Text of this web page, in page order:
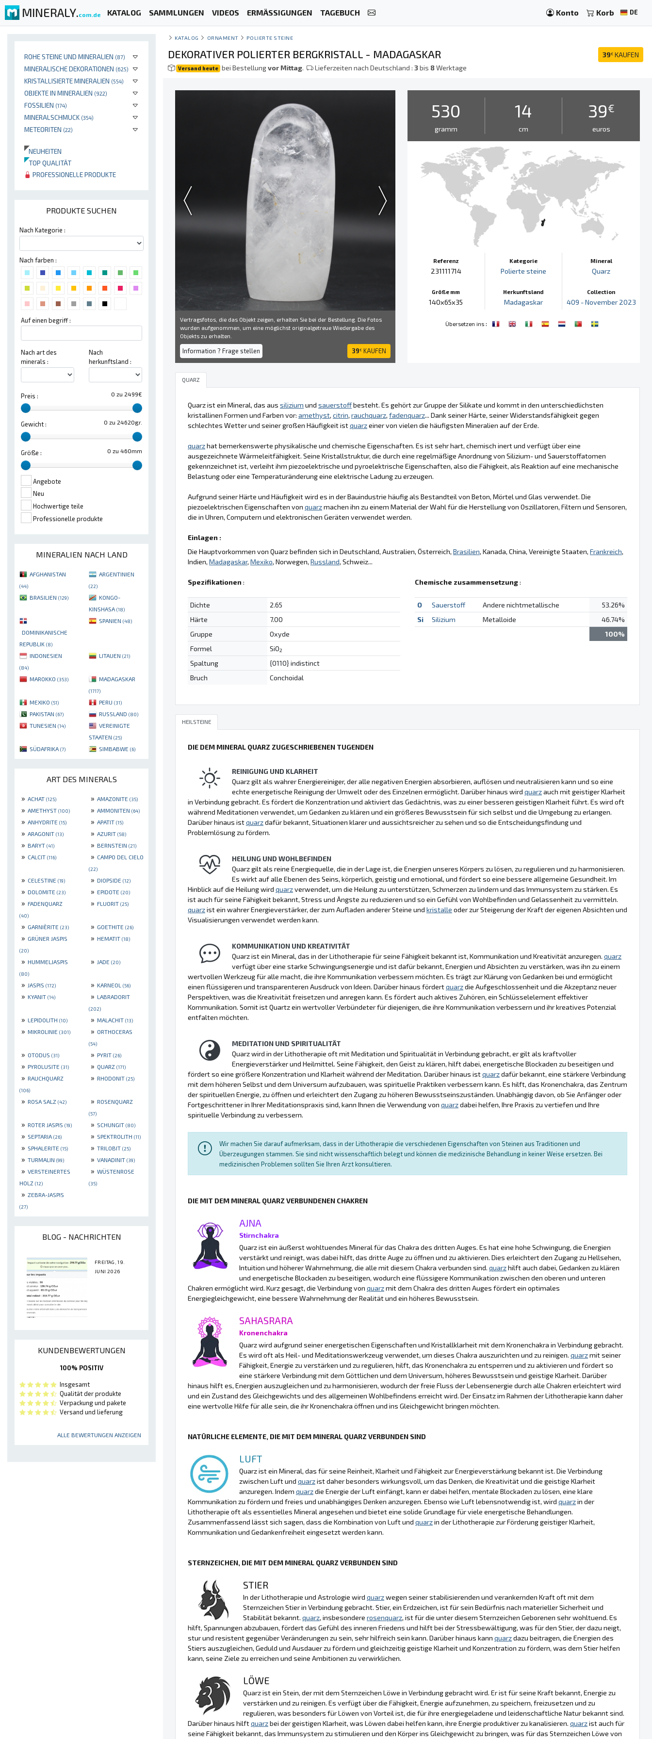
MINERALY.com.de KATALOG SAMMLUNGEN VIDEOS ERMÄSSIGUNGEN TAGEBUCH Konto Korb DE
ROHE STEINE UND MINERALIEN (87)
MINERALISCHE DEKORATIONEN (625)
KRISTALLISIERTE MINERALIEN (554)
OBJEKTE IN MINERALIEN (922)
FOSSILIEN (174)
MINERALSCHMUCK (354)
METEORITEN (22)
NEUHEITEN
TOP QUALITÄT
PROFESSIONELLE PRODUKTE
PRODUKTE SUCHEN
Nach Kategorie :
Nach farben :
Auf einen begriff :
Nach art des
minerals :
Nach
herkunftsland :
0 zu 2499€
Preis :
0 zu 24620gr.
Gewicht :
0 zu 460mm
Größe :
Angebote
Neu
Hochwertige teile
Professionelle produkte
MINERALIEN NACH LAND
AFGHANISTAN
(44)
ARGENTINIEN
(22)
BRASILIEN (129)
KONGO-
KINSHASA (18)
DOMINIKANISCHE
REPUBLIK (8)
SPANIEN (48)
INDONESIEN
(84)
LITAUEN (21)
MAROKKO (353) MADAGASKAR
(1717)
MEXIKO (51) PERU (31)
PAKISTAN (67) RUSSLAND (80)
TUNESIEN (14)
VEREINIGTE
STAATEN (25)
SÜDAFRIKA (7) SIMBABWE (6)
ART DES MINERALS
» ACHAT (125) » AMAZONITE (35)
» AMETHYST (100) » AMMONITEN (64)
» ANHYDRITE (15) » APATIT (15)
» ARAGONIT (13) » AZURIT (58)
» BARYT (41) » BERNSTEIN (21)
» CALCIT (116) » CAMPO DEL CIELO
(22)
» CELESTINE (19) » DIOPSIDE (12)
» DOLOMITE (23) » EPIDOTE (20)
» FADENQUARZ
(40)
» FLUORIT (25)
» GARNIÈRITE (23) » GOETHITE (26)
» GRÜNER JASPIS
(20)
» HEMATIT (18)
» HUMMELJASPIS
(80)
» JADE (20)
» JASPIS (172) » KARNEOL (56)
» KYANIT (14) » LABRADORIT
(202)
» LEPIDOLITH (10) » MALACHIT (13)
» MIKROLINIE (301) » ORTHOCERAS
(54)
» OTODUS (31) » PYRIT (26)
» PYROLUSITE (31) » QUARZ (171)
» RAUCHQUARZ
(106)
» RHODONIT (25)
» ROSA SALZ (42) » ROSENQUARZ
(57)
» ROTER JASPIS (19) » SCHUNGIT (80)
» SEPTARIA (26) » SPEKTROLITH (11)
» SPHALERITE (15) » TRILOBIT (25)
» TURMALIN (99) » VANADINIT (39)
» VERSTEINERTES
HOLZ (12)
» WÜSTENROSE
(35)
» ZEBRA-JASPIS
(27)
BLOG - NACHRICHTEN
FREITAG, 19.
JUNI 2026
KUNDENBEWERTUNGEN
100% POSITIV
Insgesamt
Qualität der produkte
Verpackung und pakete
Versand und lieferung
ALLE BEWERTUNGEN ANZEIGEN
KATALOG ORNAMENT POLIERTE STEINE
39€ KAUFEN
DEKORATIVER POLIERTER BERGKRISTALL - MADAGASKAR
Versand heute bei Bestellungvor Mittag. Lieferzeiten nach Deutschland :3bis 8Werktage
Vertragsfotos, die das Objekt zeigen, erhalten Sie bei der Bestellung. Die Fotos
wurden aufgenommen, um eine möglichst originalgetreue Wiedergabe des
Objekts zu erhalten.
Information ? Frage stellen 39€ KAUFEN
530
gramm
14
cm
39€
euros
Referenz
231111714
Größe mm
140x65x35
Kategorie
Polierte steine
Herkunftsland
Madagaskar
Mineral
Quarz
Collection
409 - November 2023
Übersetzen ins :
QUARZ
Quarz ist ein Mineral, das aus silizium und sauerstoffbesteht. Es gehört zur Gruppe der Silikate und kommt in den unterschiedlichsten
kristallinen Formen und Farben vor: amethyst, citrin, rauchquarz, fadenquarz... Dank seiner Härte, seiner Widerstandsfähigkeit gegen
schlechtes Wetter und seiner großen Häufigkeit istquarzeiner von vielen die häufigsten Mineralien auf der Erde.
quarzhat bemerkenswerte physikalische und chemische Eigenschaften. Es ist sehr hart, chemisch inert und verfügt über eine
ausgezeichnete Wärmeleitfähigkeit. Seine Kristallstruktur, die durch eine regelmäßige Anordnung von Silizium- und Sauerstoffatomen
gekennzeichnet ist, verleiht ihm piezoelektrische und pyroelektrische Eigenschaften, also die Fähigkeit, als Reaktion auf eine mechanische
Belastung oder eine Temperaturänderung eine elektrische Ladung zu erzeugen.
Aufgrund seiner Härte und Häufigkeit wird es in der Bauindustrie häufig als Bestandteil von Beton, Mörtel und Glas verwendet. Die
piezoelektrischen Eigenschaften von quarzmachen ihn zu einem Material der Wahl für die Herstellung von Oszillatoren, Filtern und Sensoren,
die in Uhren, Computern und elektronischen Geräten verwendet werden.
Einlagen :
Die Hauptvorkommen von Quarz befinden sich in Deutschland, Australien, Österreich, Brasilien, Kanada, China, Vereinigte Staaten, Frankreich,
Indien, Madagaskar, Mexiko, Norwegen, Russland, Schweiz...
Spezifikationen :
Dichte
2.65
Härte
7.00
Gruppe
Oxyde
Formel
SiO2
Spaltung
{0110} indistinct
Bruch
Conchoidal
Chemische zusammensetzung:
O Sauerstoff Andere nichtmetallische
53.26%
Si
Silizium Metalloide
46.74%
100%
HEILSTEINE
DIE DEM MINERAL QUARZ ZUGESCHRIEBENEN TUGENDEN
REINIGUNG UND KLARHEIT
Quarz gilt als wahrer Energiereiniger, der alle negativen Energien absorbieren, auflösen und neutralisieren kann und so eine
echte energetische Reinigung der Umwelt oder des Einzelnen ermöglicht. Darüber hinaus wird quarzauch mit geistiger Klarheit
in Verbindung gebracht. Es fördert die Konzentration und aktiviert das Gedächtnis, was zu einer besseren geistigen Klarheit führt. Es wird oft
während Meditationen verwendet, um Gedanken zu klären und ein größeres Bewusstsein für sich selbst und die Umgebung zu erlangen.
Darüber hinaus istquarzdafür bekannt, Situationen klarer und aussichtsreicher zu sehen und so die Entscheidungsfindung und
Problemlösung zu fördern.
HEILUNG UND WOHLBEFINDEN
Quarz gilt als reine Energiequelle, die in der Lage ist, die Energien unseres Körpers zu lösen, zu regulieren und zu harmonisieren.
Es wirkt auf alle Ebenen des Seins, körperlich, geistig und emotional, und fördert so eine bessere allgemeine Gesundheit. Im
Hinblick auf die Heilung wird quarzverwendet, um die Heilung zu unterstützen, Schmerzen zu lindern und das Immunsystem zu stärken. Es
ist auch für seine Fähigkeit bekannt, Stress und Ängste zu reduzieren und so ein Gefühl von Wohlbefinden und Gelassenheit zu vermitteln.
quarzist ein wahrer Energieverstärker, der zum Aufladen anderer Steine und kristalle oder zur Steigerung der Kraft der eigenen Absichten und
Visualisierungen verwendet werden kann.
KOMMUNIKATION UND KREATIVITÄT
Quarz ist ein Mineral, das in der Lithotherapie für seine Fähigkeit bekannt ist, Kommunikation und Kreativität anzuregen. quarz
verfügt über eine starke Schwingungsenergie und ist dafür bekannt, Energien und Absichten zu verstärken, was ihn zu einem
wertvollen Werkzeug für alle macht, die ihre Kommunikation verbessern möchten. Es trägt zur Klärung von Gedanken bei und ermöglicht
einen flüssigeren und transparenteren Ausdruck von Ideen. Darüber hinaus fördertquarzdie Aufgeschlossenheit und die Akzeptanz neuer
Perspektiven, was die Kreativität freisetzen und anregen kann. Es fördert auch aktives Zuhören, ein Schlüsselelement effektiver
Kommunikation. Somit ist Quartz ein wertvoller Verbündeter für diejenigen, die ihre Kommunikation verbessern und ihr kreatives Potenzial
entfalten möchten.
MEDITATION UND SPIRITUALITÄT
Quarz wird in der Lithotherapie oft mit Meditation und Spiritualität in Verbindung gebracht, er gilt als kraftvoller
Energieverstärker und Heilmittel. Seine Fähigkeit, den Geist zu klären, hilft dabei, energetische Blockaden zu beseitigen und
fördert so eine größere Konzentration und Klarheit während der Meditation. Darüber hinaus istquarzdafür bekannt, eine stärkere Verbindung
mit dem höheren Selbst und dem Universum aufzubauen, was spirituelle Praktiken verbessern kann. Es hilft, das Kronenchakra, das Zentrum
der spirituellen Energie, zu öffnen und erleichtert den Zugang zu höheren Bewusstseinszuständen. Unabhängig davon, ob Sie Anfänger oder
Fortgeschrittener in Ihrer Meditationspraxis sind, kann Ihnen die Verwendung von quarzdabei helfen, Ihre Praxis zu vertiefen und Ihre
spirituelle Verbindung zu verbessern.
Wir machen Sie darauf aufmerksam, dass in der Lithotherapie die verschiedenen Eigenschaften von Steinen aus Traditionen und
Überzeugungen stammen. Sie sind nicht wissenschaftlich belegt und können die medizinische Behandlung in keiner Weise ersetzen. Bei
medizinischen Problemen sollten Sie Ihren Arzt konsultieren.
DIE MIT DEM MINERAL QUARZ VERBUNDENEN CHAKREN
AJNA
Stirnchakra
Quarz ist ein äußerst wohltuendes Mineral für das Chakra des dritten Auges. Es hat eine hohe Schwingung, die Energien
verstärkt und reinigt, was dabei hilft, das dritte Auge zu öffnen und zu aktivieren. Dies erleichtert den Zugang zu Hellsehen,
Intuition und höherer Wahrnehmung, die alle mit diesem Chakra verbunden sind. quarzhilft auch dabei, Gedanken zu klären
und energetische Blockaden zu beseitigen, wodurch eine flüssigere Kommunikation zwischen den oberen und unteren
Chakren ermöglicht wird. Kurz gesagt, die Verbindung von quarzmit dem Chakra des dritten Auges fördert ein optimales
Energiegleichgewicht, eine bessere Wahrnehmung der Realität und ein höheres Bewusstsein.
SAHASRARA
Kronenchakra
Quarz wird aufgrund seiner energetischen Eigenschaften und Kristallklarheit mit dem Kronenchakra in Verbindung gebracht.
Es wird oft als Heil- und Meditationswerkzeug verwendet, um dieses Chakra auszurichten und zu reinigen. quarzmit seiner
Fähigkeit, Energie zu verstärken und zu regulieren, hilft, das Kronenchakra zu entsperren und zu aktivieren und fördert so
eine stärkere Verbindung mit dem Göttlichen und dem Universum, höheres Bewusstsein und geistige Klarheit. Darüber
hinaus hilft es, Energien auszugleichen und zu harmonisieren, wodurch der freie Fluss der Lebensenergie durch alle Chakren erleichtert wird
und ein Zustand des Gleichgewichts und des allgemeinen Wohlbefindens erreicht wird. Der Einsatz im Rahmen der Lithotherapie kann daher
eine wertvolle Hilfe für alle sein, die ihr Kronenchakra öffnen und ins Gleichgewicht bringen möchten.
NATÜRLICHE ELEMENTE, DIE MIT DEM MINERAL QUARZ VERBUNDEN SIND
LUFT
Quarz ist ein Mineral, das für seine Reinheit, Klarheit und Fähigkeit zur Energieverstärkung bekannt ist. Die Verbindung
zwischen Luft und quarzist daher besonders wirkungsvoll, um das Denken, die Kreativität und die geistige Klarheit
anzuregen. Indem quarzdie Energie der Luft einfängt, kann er dabei helfen, mentale Blockaden zu lösen, eine klare
Kommunikation zu fördern und freies und unabhängiges Denken anzuregen. Ebenso wie Luft lebensnotwendig ist, wird quarzin der
Lithotherapie oft als essentielles Mineral angesehen und bietet eine solide Grundlage für viele energetische Behandlungen.
Zusammenfassend lässt sich sagen, dass die Kombination von Luft und quarzin der Lithotherapie zur Förderung geistiger Klarheit,
Kommunikation und Gedankenfreiheit eingesetzt werden kann.
STERNZEICHEN, DIE MIT DEM MINERAL QUARZ VERBUNDEN SIND
STIER
In der Lithotherapie und Astrologie wird quarzwegen seiner stabilisierenden und verankernden Kraft oft mit dem
Sternzeichen Stier in Verbindung gebracht. Stier, ein Erdzeichen, ist für sein Bedürfnis nach materieller Sicherheit und
Stabilität bekannt. quarz, insbesondere rosenquarz, ist für die unter diesem Sternzeichen Geborenen sehr wohltuend. Es
hilft, Spannungen abzubauen, fördert das Gefühl des inneren Friedens und hilft bei der Stressbewältigung, was für den Stier, der dazu neigt,
stur und resistent gegenüber Veränderungen zu sein, sehr hilfreich sein kann. Darüber hinaus kann quarzdazu beitragen, die Energien des
Stiers auszugleichen, Geduld und Ausdauer zu fördern und gleichzeitig geistige Klarheit und Konzentration zu fördern, was dem Stier helfen
kann, seine Ziele zu erreichen und seine Ambitionen zu verwirklichen.
LÖWE
Quarz ist ein Stein, der mit dem Sternzeichen Löwe in Verbindung gebracht wird. Er ist für seine Kraft bekannt, Energie zu
verstärken und zu reinigen. Es verfügt über die Fähigkeit, Energie aufzunehmen, zu speichern, freizusetzen und zu
regulieren, was besonders für Löwen von Vorteil ist, die für ihre energiegeladene und leidenschaftliche Natur bekannt sind.
Darüber hinaus hilftquarzbei der geistigen Klarheit, was Löwen dabei helfen kann, ihre Energie produktiver zu kanalisieren. quarzist auch für
seine Fähigkeit bekannt, das Immunsystem zu stimulieren und den Körper ins Gleichgewicht zu bringen, was für das Sternzeichen Löwe von